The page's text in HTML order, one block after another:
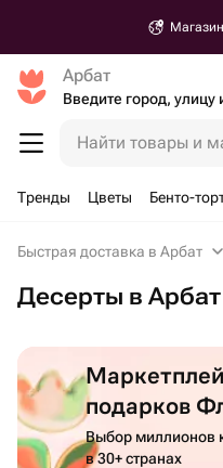
Арбат
Найти товары и
Тренды Цветы Бенто-
Быстрая доставка в Арбат
Десерты в Арбат
подарков
Выбор миллионов
в 30+ странах